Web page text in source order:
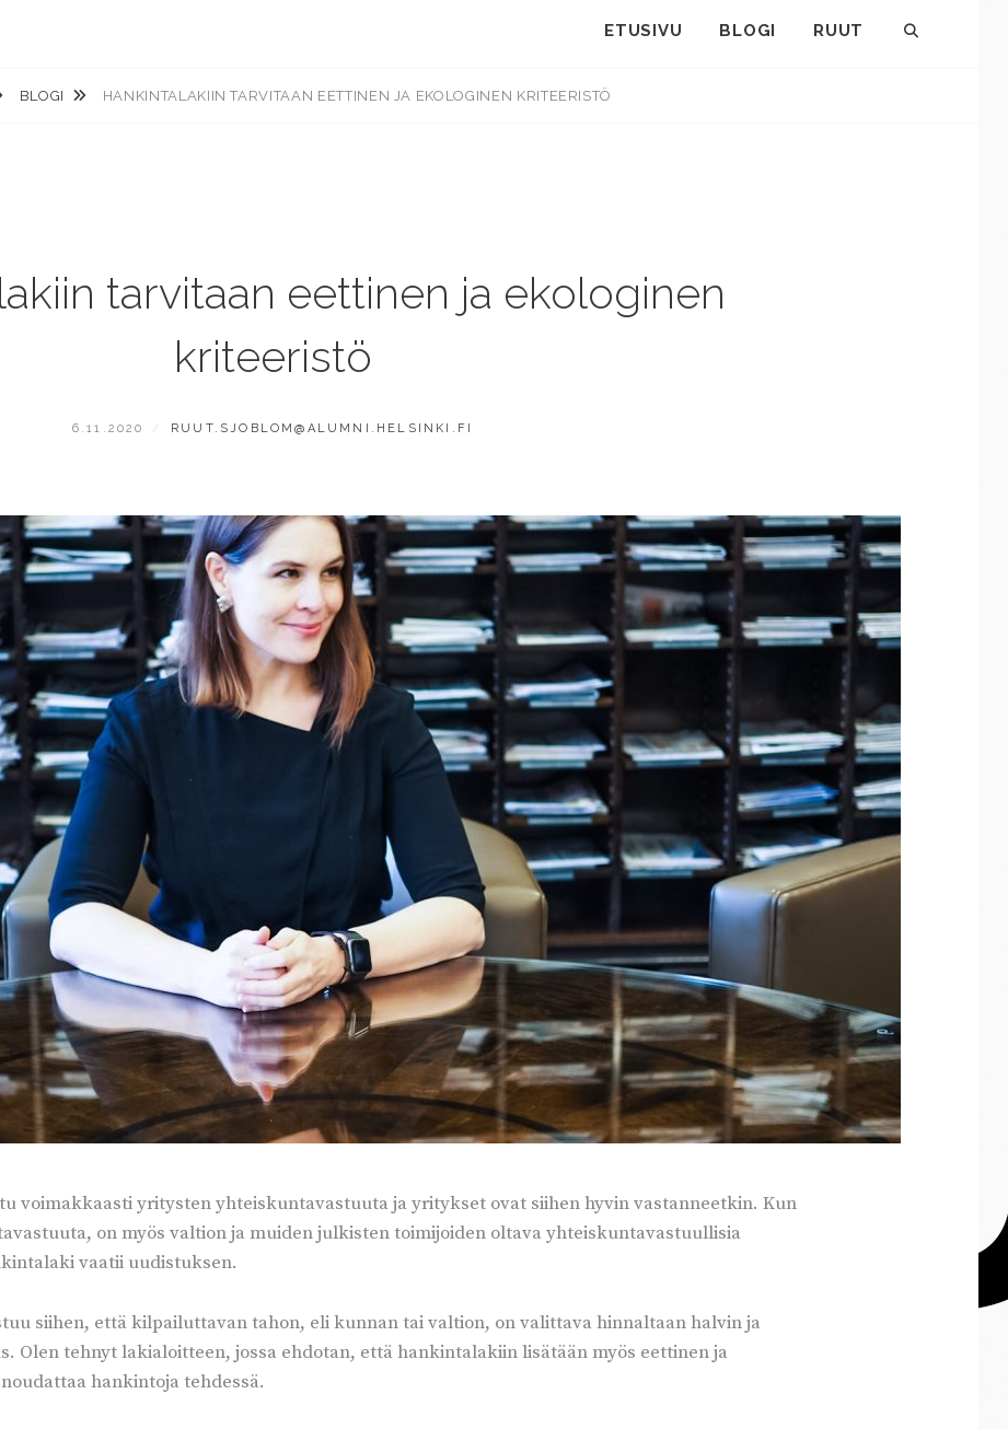
ETUSIVU BLOGI RUUT
BLOGI HANKINTALAKIIN TARVITAAN EETTINEN JA EKOLOGINEN KRITEERISTÖ
tarvitaan eettinen ja ekologinen
kriteeristö
POSTED
6.11.2020 BY
RUUT.SJOBLOM@ALUMNI.HELSINKI.FI
voimakkaasti yritysten yhteiskuntavastuuta ja yritykset ovat siihen hyvin vastanneetkin. Kun
on myös valtion ja muiden julkisten toimijoiden oltava yhteiskuntavastuullisia
vaatii uudistuksen.
siihen, että kilpailuttavan tahon, eli kunnan tai valtion, on valittava hinnaltaan halvin ja
Olen tehnyt lakialoitteen, jossa ehdotan, että hankintalakiin lisätään myös eettinen ja
hankintoja tehdessä.